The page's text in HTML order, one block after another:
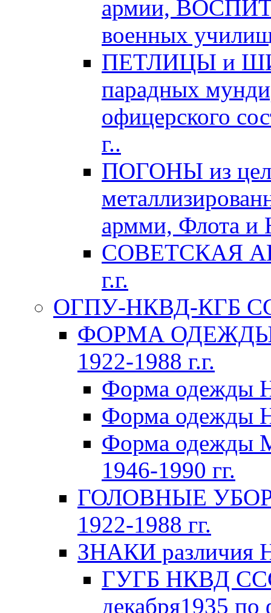
армии,
военных
ПЕТЛИЦЫ и
парадных
офицерского
г..
ПОГОНЫ из
армми, Флота и
СОВЕТСКАЯ
г.г.
ОГПУ-НКВД-КГБ
ФОРМА ОДЕЖДЫ
1922-1988 г.г.
Форма одежды
Форма одежды
Форма
1946-1990 гг.
ГОЛОВНЫЕ
1922-1988 гг.
ЗНАКИ различия
ГУГБ НКВД
декабря1935 по